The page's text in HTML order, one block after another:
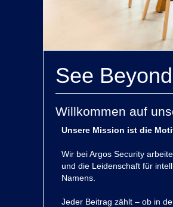
See
Willkommen auf
Unsere Mission ist die
Wir bei Argos Security
und die Leidenschaft für
Namens.
Jeder Beitrag zählt – ob in